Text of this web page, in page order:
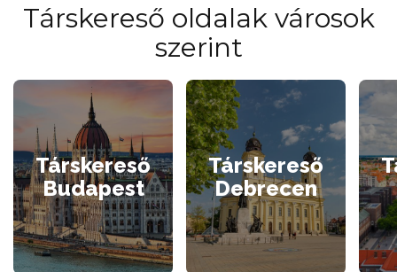
Társkereső oldalak városok
szerint
Társkereső
Budapest
Társkereső
Debrecen